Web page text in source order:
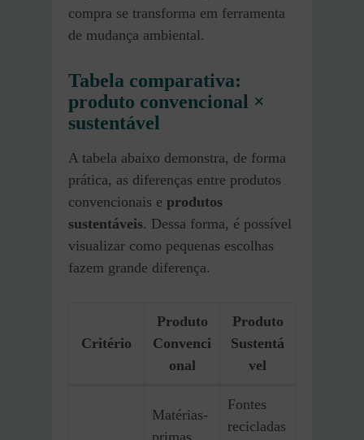
compra se transforma em ferramenta
de mudança ambiental.
Tabela comparativa:
produto convencional ×
sustentável
A tabela abaixo demonstra, de forma
prática, as diferenças entre produtos
convencionais e produtos
sustentáveis. Dessa forma, é possível
visualizar como pequenas escolhas
fazem grande diferença.
Critério
Produto
Convenci
onal
Produto
Sustentá
vel
Matérias-
primas
Fontes
recicladas